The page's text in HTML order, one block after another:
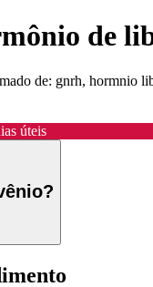
de
de: gnrh, hormnio
úteis